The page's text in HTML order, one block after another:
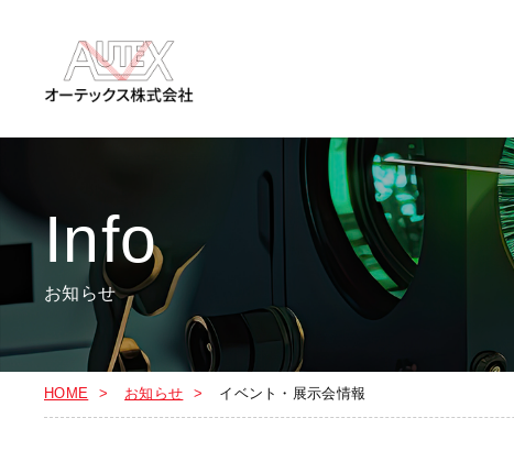
Info
お知らせ
HOME お知らせ イベント・展示会情報